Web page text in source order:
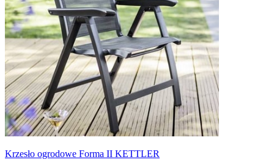
Krzesło ogrodowe Forma II KETTLER